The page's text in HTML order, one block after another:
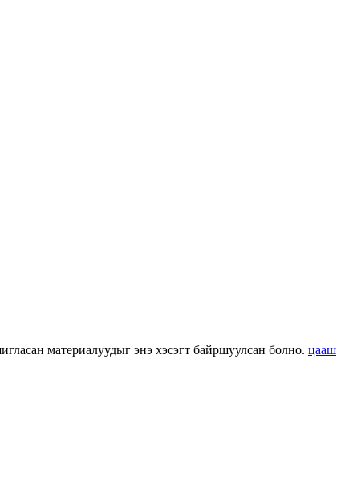
материалуудыг энэ хэсэгт байршуулсан болно. цааш